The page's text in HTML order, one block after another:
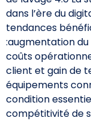
dans l’ère du
tendances
:augmentation
coûts
client et gain de
équipements
condition
compétitivité de